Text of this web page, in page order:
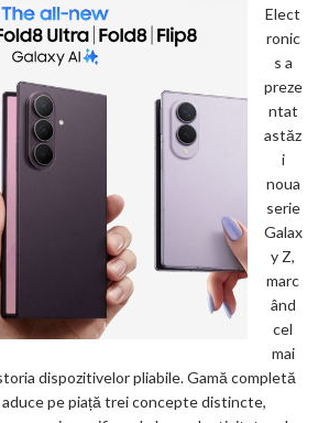
Elect
ronic
s a
preze
ntat
astăz
i
noua
serie
Galax
y Z,
marc
ând
cel
mai
dispozitivelor pliabile. Gamă completă
pe piață trei concepte distincte,